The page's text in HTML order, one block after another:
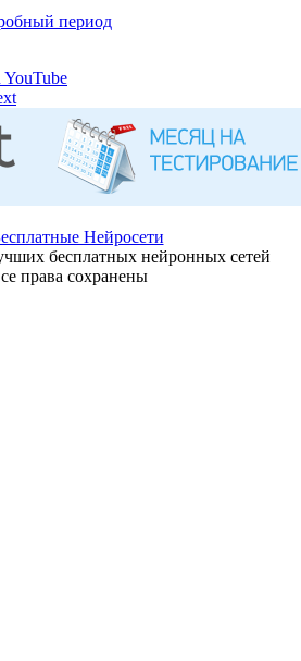
период
бесплатных нейронных сетей
права сохранены